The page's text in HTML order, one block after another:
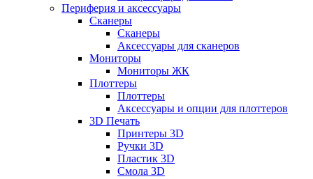
Периферия и аксессуары
Сканеры
Сканеры
Аксессуары для сканеров
Мониторы
Мониторы ЖК
Плоттеры
Плоттеры
Аксессуары и опции для плоттеров
3D Печать
Принтеры 3D
Ручки 3D
Пластик 3D
Смола 3D